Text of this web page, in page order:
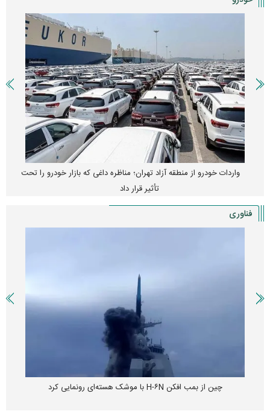
واردات خودرو از منطقه آزاد تهران؛ مناظره داغی که بازار خودرو را تحت
تأثیر قرار داد
فناوری
چین از بمب افکن H-۶N با موشک هسته‌ای رونمایی کرد